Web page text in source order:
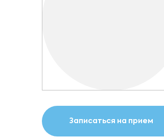
Записаться на прием